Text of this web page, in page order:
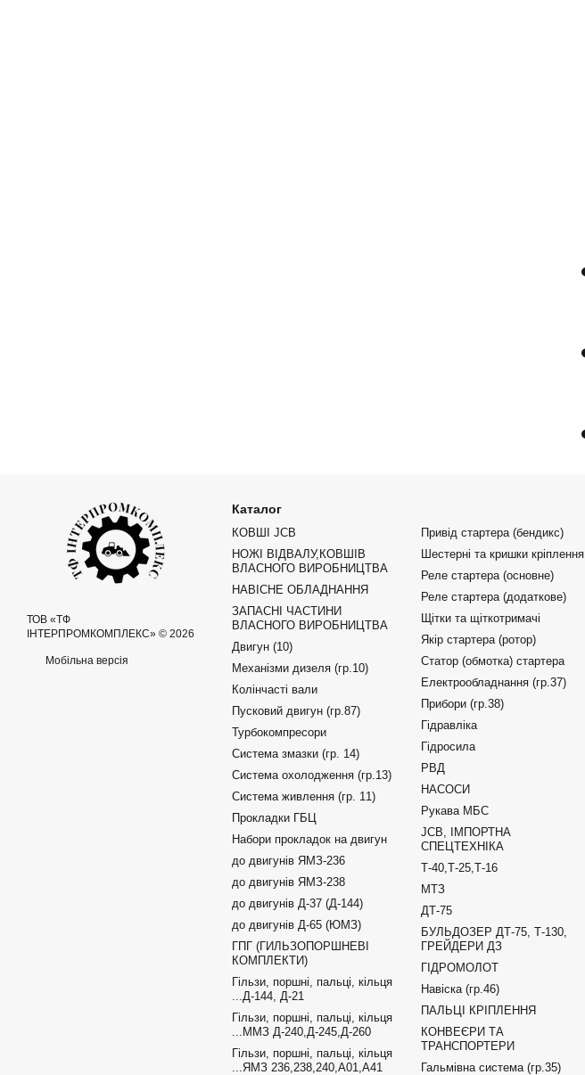
ТОВ «ТФ
ІНТЕРПРОМКОМПЛЕКС» © 2026
Мобільна версія
Каталог
КОВШІ JCB
НОЖІ ВІДВАЛУ,КОВШІВ
ВЛАСНОГО ВИРОБНИЦТВА
НАВІСНЕ ОБЛАДНАННЯ
ЗАПАСНІ ЧАСТИНИ
ВЛАСНОГО ВИРОБНИЦТВА
Двигун (10)
Механізми дизеля (гр.10)
Колінчасті вали
Пусковий двигун (гр.87)
Турбокомпресори
Система змазки (гр. 14)
Система охолодження (гр.13)
Система живлення (гр. 11)
Прокладки ГБЦ
Набори прокладок на двигун
до двигунів ЯМЗ-236
до двигунів ЯМЗ-238
до двигунів Д-37 (Д-144)
до двигунів Д-65 (ЮМЗ)
ГПГ (ГИЛЬЗОПОРШНЕВІ
КОМПЛЕКТИ)
Гільзи, поршні, пальці, кільця
...Д-144, Д-21
Гільзи, поршні, пальці, кільця
...ММЗ Д-240,Д-245,Д-260
Гільзи, поршні, пальці, кільця
...ЯМЗ 236,238,240,А01,А41
Привід стартера (бендикс)
Шестерні та кришки кріплення
Реле стартера (основне)
Реле стартера (додаткове)
Щітки та щіткотримачі
Якір стартера (ротор)
Статор (обмотка) стартера
Електрообладнання (гр.37)
Прибори (гр.38)
Гідравліка
Гідросила
РВД
НАСОСИ
Рукава МБС
JCB, ІМПОРТНА
СПЕЦТЕХНІКА
Т-40,Т-25,Т-16
МТЗ
ДТ-75
БУЛЬДОЗЕР ДТ-75, Т-130,
ГРЕЙДЕРИ ДЗ
ГІДРОМОЛОТ
Навіска (гр.46)
ПАЛЬЦІ КРІПЛЕННЯ
КОНВЕЄРИ ТА
ТРАНСПОРТЕРИ
Гальмівна система (гр.35)